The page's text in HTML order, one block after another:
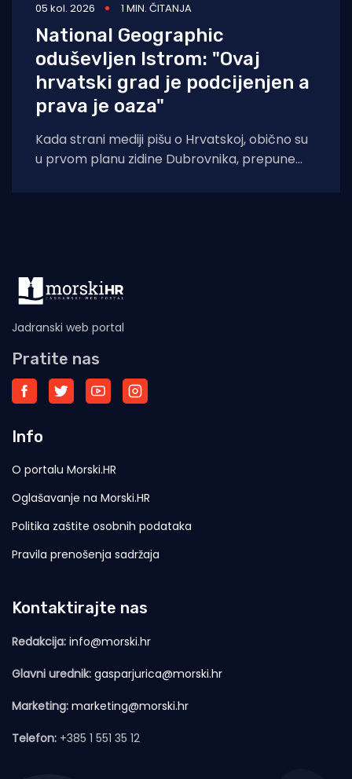
05 kol. 2026 1 MIN. ČITANJA
National Geographic
oduševljen Istrom: "Ovaj
hrvatski grad je podcijenjen a
prava je oaza"
Kada strani mediji pišu o Hrvatskoj, obično su
u prvom planu zidine Dubrovnika, prepune
Jadranski web portal
Pratite nas
Info
O portalu Morski.HR
Oglašavanje na Morski.HR
Politika zaštite osobnih podataka
Pravila prenošenja sadržaja
Kontaktirajte nas
Redakcija: info@morski.hr
Glavni urednik: gasparjurica@morski.hr
Marketing: marketing@morski.hr
Telefon: +385 1 551 35 12